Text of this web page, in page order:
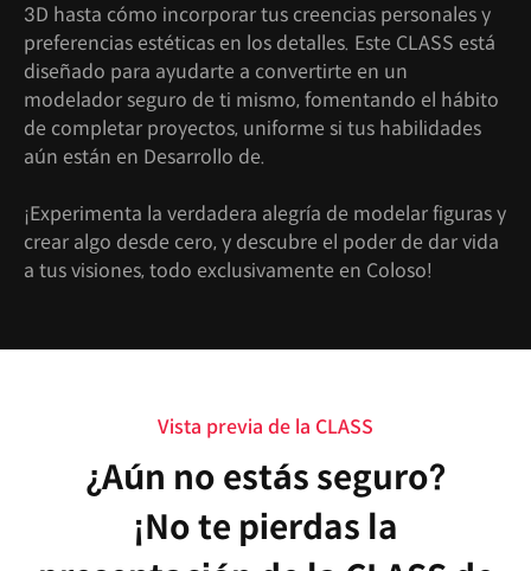
3D hasta cómo incorporar tus creencias personales y
preferencias estéticas en los detalles. Este CLASS está
diseñado para ayudarte a convertirte en un
modelador seguro de ti mismo, fomentando el hábito
de completar proyectos, uniforme si tus habilidades
aún están en Desarrollo de.
¡Experimenta la verdadera alegría de modelar figuras y
crear algo desde cero, y descubre el poder de dar vida
a tus visiones, todo exclusivamente en Coloso!
Vista previa de la CLASS
¿Aún no estás seguro?
¡No te pierdas la